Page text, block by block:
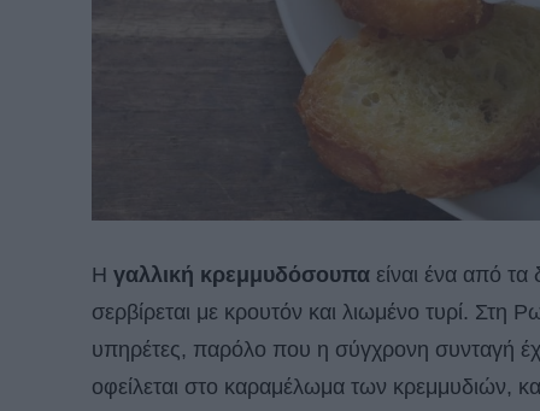
Η γαλλική κρεμμυδόσουπα είναι ένα από
σερβίρεται με κρουτόν και λιωμένο τυρί.
υπηρέτες, παρόλο που η σύγχρονη συνταγή
οφείλεται στο καραμέλωμα των κρεμμυδιών,